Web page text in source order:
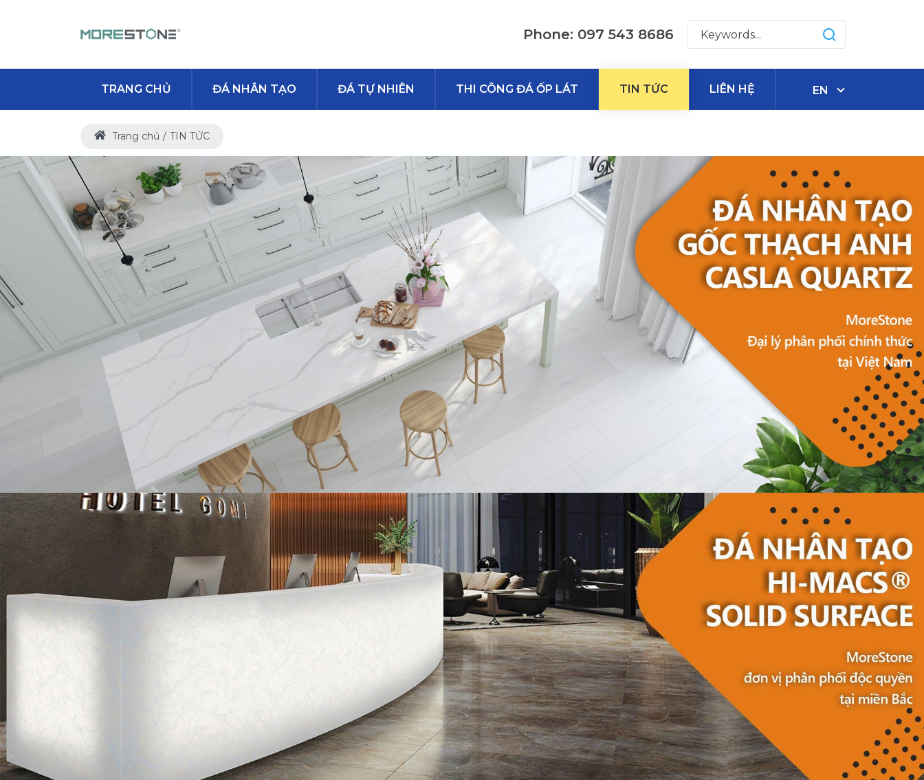
Phone: 097 543 8686
TRANG CHỦ ĐÁ NHÂN TẠO ĐÁ TỰ NHIÊN THI CÔNG ĐÁ ỐP LÁT TIN TỨC LIÊN HỆ EN
Trang chủ TIN TỨC